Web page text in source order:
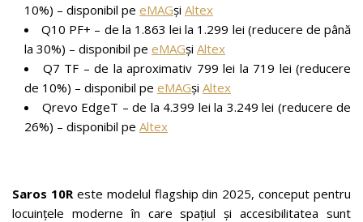
10%) – disponibil pe eMAGși Altex
Q10 PF+ – de la 1.863 lei la 1.299 lei (reducere de până
la 30%) – disponibil pe eMAGși Altex
Q7 TF – de la aproximativ 799 lei la 719 lei (reducere
de 10%) – disponibil pe eMAGși Altex
Qrevo EdgeT – de la 4.399 lei la 3.249 lei (reducere de
26%) – disponibil pe Altex
Saros 10Reste modelul flagship din 2025, conceput pentru
locuințele moderne în care spațiul și accesibilitatea sunt